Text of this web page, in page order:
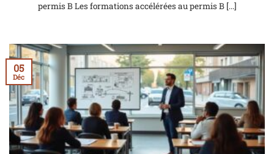
permis B Les formations accélérées au permis B [...]
05
Déc